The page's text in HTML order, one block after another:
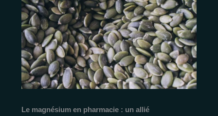
Le magnésium en pharmacie : un allié